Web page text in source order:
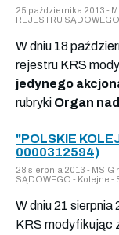
25 października 2013 -
REJESTRU
W dniu 18
rejestru KRS
jedynego
rubryki Organ
"POLSKIE
0000312594)
28 sierpnia 2013 - MSiG
SĄDOWEGO - Kolejne -
W dniu 21 sierpnia
KRS modyfikując